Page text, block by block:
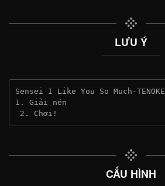
LƯU Ý
Sensei I Like You So Much-TENOKE
1. Giải nén
2. Chơi!
CẤU HÌNH